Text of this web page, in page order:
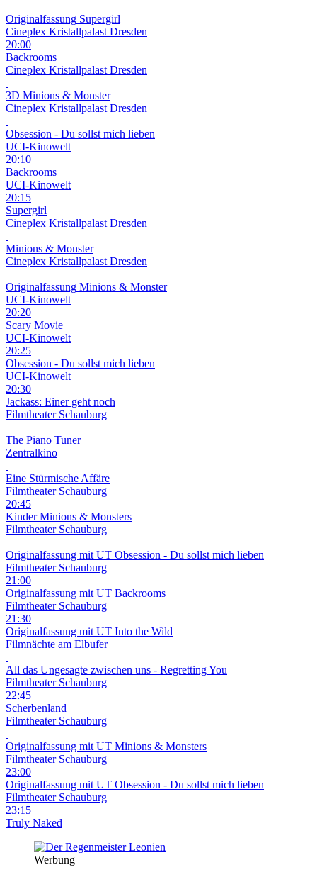
Originalfassung Supergirl
Cineplex Kristallpalast Dresden
20:00
Backrooms
Cineplex Kristallpalast Dresden
3D Minions & Monster
Cineplex Kristallpalast Dresden
Obsession - Du sollst mich lieben
UCI-Kinowelt
20:10
Backrooms
UCI-Kinowelt
20:15
Supergirl
Cineplex Kristallpalast Dresden
Minions & Monster
Cineplex Kristallpalast Dresden
Originalfassung Minions & Monster
UCI-Kinowelt
20:20
Scary Movie
UCI-Kinowelt
20:25
Obsession - Du sollst mich lieben
UCI-Kinowelt
20:30
Jackass: Einer geht noch
Filmtheater Schauburg
The Piano Tuner
Zentralkino
Eine Stürmische Affäre
Filmtheater Schauburg
20:45
Kinder Minions & Monsters
Filmtheater Schauburg
Originalfassung mit UT Obsession - Du sollst mich lieben
Filmtheater Schauburg
21:00
Originalfassung mit UT Backrooms
Filmtheater Schauburg
21:30
Originalfassung mit UT Into the Wild
Filmnächte am Elbufer
All das Ungesagte zwischen uns - Regretting You
Filmtheater Schauburg
22:45
Scherbenland
Filmtheater Schauburg
Originalfassung mit UT Minions & Monsters
Filmtheater Schauburg
23:00
Originalfassung mit UT Obsession - Du sollst mich lieben
Filmtheater Schauburg
23:15
Truly Naked
Werbung